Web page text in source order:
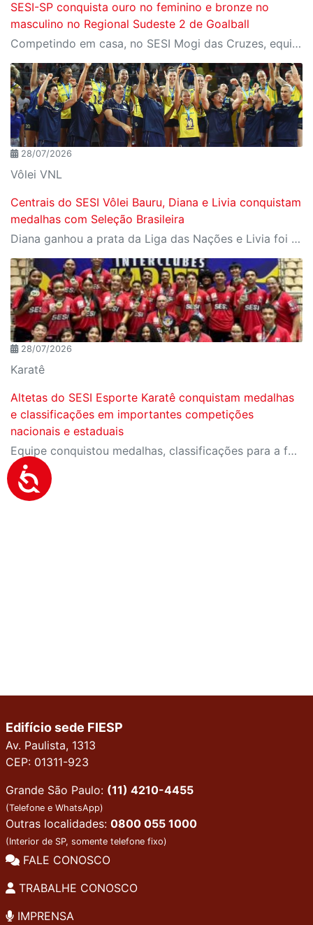
SESI-SP conquista ouro no feminino e bronze no
masculino no Regional Sudeste 2 de Goalball
Competindo em casa, no SESI Mogi das Cruzes, equipes do SESI-SP encerram a competição com duas medalhas e reforçam a tradição da instituição entre as principais forças do goalball brasileiro.
28/07/2026
Vôlei VNL
Centrais do SESI Vôlei Bauru, Diana e Livia conquistam
medalhas com Seleção Brasileira
Diana ganhou a prata da Liga das Nações e Livia foi campeã da Copa Sul-Americana com Seleção B
28/07/2026
Karatê
Altetas do SESI Esporte Karatê conquistam medalhas
e classificações em importantes competições
nacionais e estaduais
Equipe conquistou medalhas, classificações para a fase final do Campeonato Brasileiro e importantes resultados em competições estaduais e nacionais.
Edifício sede FIESP
Av. Paulista, 1313
CEP: 01311-923
Grande São Paulo: (11) 4210-4455
(Telefone e WhatsApp)
Outras localidades: 0800 055 1000
(Interior de SP, somente telefone fixo)
FALE CONOSCO
TRABALHE CONOSCO
IMPRENSA